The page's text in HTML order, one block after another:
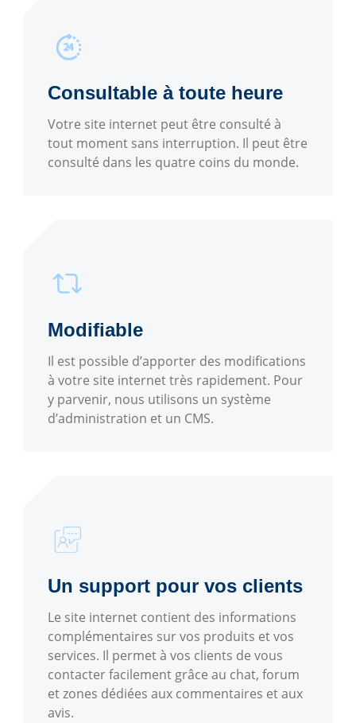
Consultable à toute heure
Votre site internet peut être consulté à
tout moment sans interruption. Il peut être
consulté dans les quatre coins du monde.
Modifiable
Il est possible d’apporter des modifications
à votre site internet très rapidement. Pour
y parvenir, nous utilisons un système
d’administration et un CMS.
Un support pour vos clients
Le site internet contient des informations
complémentaires sur vos produits et vos
services. Il permet à vos clients de vous
contacter facilement grâce au chat, forum
et zones dédiées aux commentaires et aux
avis.